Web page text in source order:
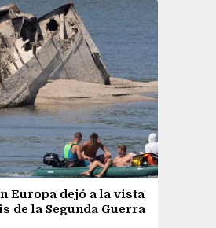
Europa dejó a la vista
de la Segunda Guerra